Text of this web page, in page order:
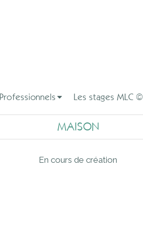
Professionnels Les stages MLC ©
MAISON
En cours de création